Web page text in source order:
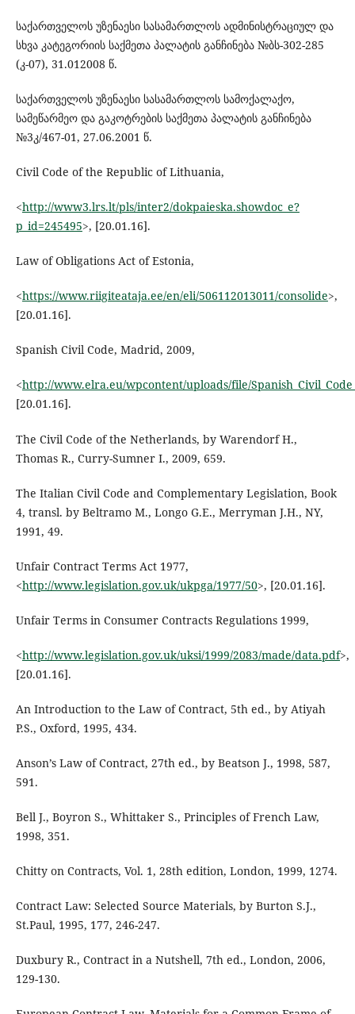
საქართველოს უზენაესი სასამართლოს ადმინისტრაციულ და
სხვა კატეგორიის საქმეთა პალატის განჩინება №ბს-302-285
(კ-07), 31.012008 წ.
საქართველოს უზენაესი სასამართლოს სამოქალაქო,
სამეწარმეო და გაკოტრების საქმეთა პალატის განჩინება
№3კ/467-01, 27.06.2001 წ.
Civil Code of the Republic of Lithuania,
<http://www3.lrs.lt/pls/inter2/dokpaieska.showdoc_e?
p_id=245495>, [20.01.16].
Law of Obligations Act of Estonia,
<https://www.riigiteataja.ee/en/eli/506112013011/consolide>,
[20.01.16].
Spanish Civil Code, Madrid, 2009,
<http://www.elra.eu/wpcontent/uploads/file/
[20.01.16].
The Civil Code of the Netherlands, by Warendorf H.,
Thomas R., Curry-Sumner I., 2009, 659.
The Italian Civil Code and Complementary Legislation, Book
4, transl. by Beltramo M., Longo G.E., Merryman J.H., NY,
1991, 49.
Unfair Contract Terms Act 1977,
<http://www.legislation.gov.uk/ukpga/1977/50>, [20.01.16].
Unfair Terms in Consumer Contracts Regulations 1999,
<http://www.legislation.gov.uk/uksi/1999/2083/made/data.pdf>,
[20.01.16].
An Introduction to the Law of Contract, 5th ed., by Atiyah
P.S., Oxford, 1995, 434.
Anson’s Law of Contract, 27th ed., by Beatson J., 1998, 587,
591.
Bell J., Boyron S., Whittaker S., Principles of French Law,
1998, 351.
Chitty on Contracts, Vol. 1, 28th edition, London, 1999, 1274.
Contract Law: Selected Source Materials, by Burton S.J.,
St.Paul, 1995, 177, 246-247.
Duxbury R., Contract in a Nutshell, 7th ed., London, 2006,
129-130.